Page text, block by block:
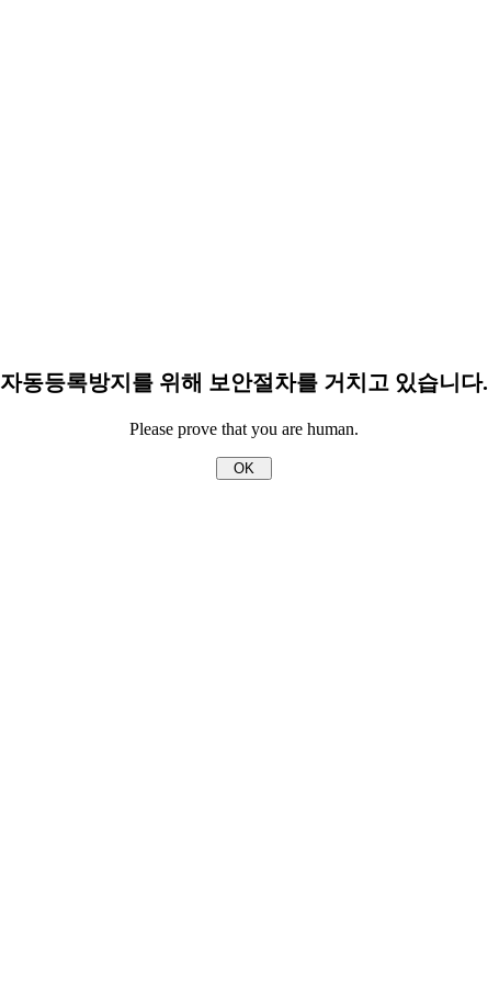
자동등록방지를 위해 보안절차를 거치고 있습니다.
Please prove that you are human.